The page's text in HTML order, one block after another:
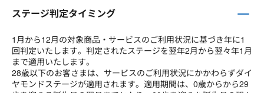
ステージ判定タイミング
1月から12月の対象商品・サービスのご利用状況に基づき年に1
回判定いたします。判定されたステージを翌年2月から翌々年1月
まで適用いたします。
28歳以下のお客さまは、サービスのご利用状況にかかわらずダイ
ヤモンドステージが適用されます。適用期間は、0歳からから29